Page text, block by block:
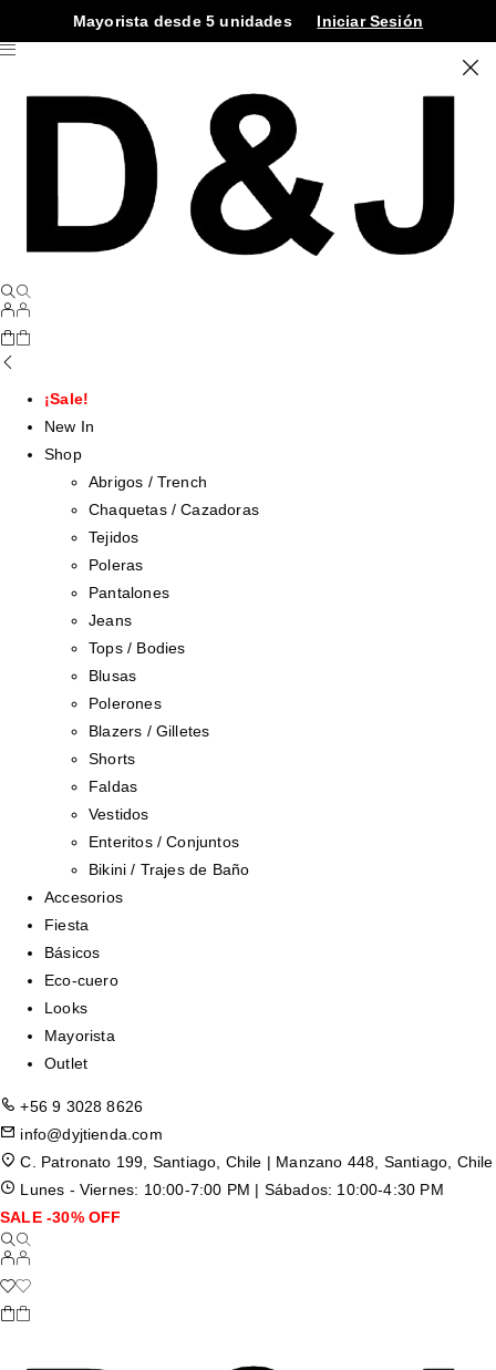
Mayorista desde 5 unidades Iniciar Sesión
¡Sale!
New In
Shop
Abrigos / Trench
Chaquetas / Cazadoras
Tejidos
Poleras
Pantalones
Jeans
Tops / Bodies
Blusas
Polerones
Blazers / Gilletes
Shorts
Faldas
Vestidos
Enteritos / Conjuntos
Bikini / Trajes de Baño
Accesorios
Fiesta
Básicos
Eco-cuero
Looks
Mayorista
Outlet
+56 9 3028 8626
info@dyjtienda.com
C. Patronato 199, Santiago, Chile | Manzano 448, Santiago, Chile
Lunes - Viernes: 10:00-7:00 PM | Sábados: 10:00-4:30 PM
SALE -30% OFF